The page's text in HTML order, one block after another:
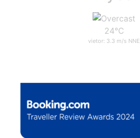
24°C
vietor: 3.3 m/s NNE